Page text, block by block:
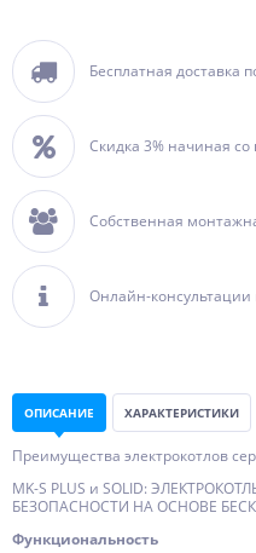
Бесплатная доставка
Скидка 3% начиная со
Собственная
Онлайн-
ОПИСАНИЕ ХАРАКТЕРИСТИКИ
Преимущества электрокотлов
MK-S PLUS и SOLID:
БЕЗОПАСНОСТИ НА ОСНОВЕ
Функциональность